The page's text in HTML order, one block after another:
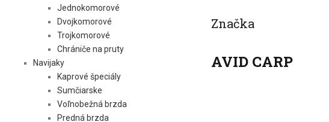
Značka
AVID CARP
Jednokomorové
Dvojkomorové
Trojkomorové
Chrániče na pruty
Navijaky
Kaprové špeciály
Sumčiarske
Voľnobežná brzda
Predná brzda